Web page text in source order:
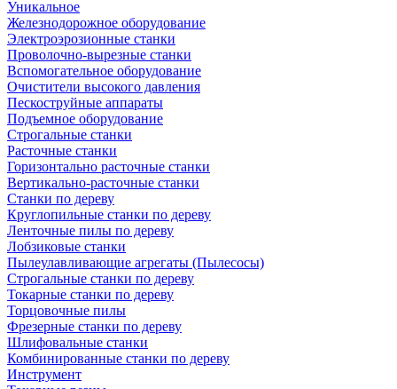
Уникальное
Железнодорожное оборудование
Электроэрозионные станки
Проволочно-вырезные станки
Вспомогательное оборудование
Очистители высокого давления
Пескоструйные аппараты
Подъемное оборудование
Строгальные станки
Расточные станки
Горизонтально расточные станки
Вертикально-расточные станки
Станки по дереву
Круглопильные станки по дереву
Ленточные пилы по дереву
Лобзиковые станки
Пылеулавливающие агрегаты (Пылесосы)
Строгальные станки по дереву
Токарные станки по дереву
Торцовочные пилы
Фрезерные станки по дереву
Шлифовальные станки
Комбинированные станки по дереву
Инструмент